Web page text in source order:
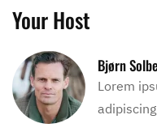
Your Host
Bjørn
Lorem